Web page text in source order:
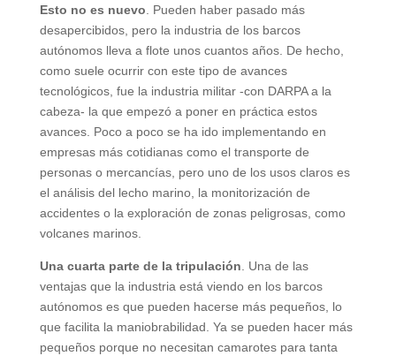
Esto no es nuevo . Pueden haber pasado más
desapercibidos, pero la industria de los barcos
autónomos lleva a flote unos cuantos años. De hecho,
como suele ocurrir con este tipo de avances
tecnológicos, fue la industria militar -con DARPA a la
cabeza- la que empezó a poner en práctica estos
avances. Poco a poco se ha ido implementando en
empresas más cotidianas como el transporte de
personas o mercancías, pero uno de los usos claros es
el análisis del lecho marino, la monitorización de
accidentes o la exploración de zonas peligrosas, como
volcanes marinos.
Una cuarta parte de la tripulación . Una de las
ventajas que la industria está viendo en los barcos
autónomos es que pueden hacerse más pequeños, lo
que facilita la maniobrabilidad. Ya se pueden hacer más
pequeños porque no necesitan camarotes para tanta